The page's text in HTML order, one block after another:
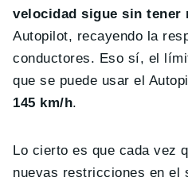
velocidad sigue sin tener
Autopilot, recayendo la
conductores. Eso sí, el
que se puede usar el
145 km/h.
Lo cierto es que cada vez
nuevas restricciones en el